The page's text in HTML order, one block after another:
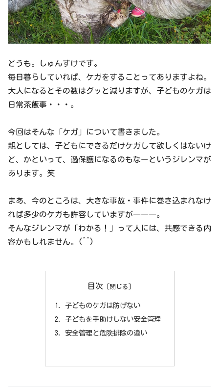
どうも。しゅんすけです。
毎日暮らしていれば、ケガをすることってありますよね。
大人になるとその数はグッと減りますが、子どものケガは
日常茶飯事・・・。
今回はそんな「ケガ」について書きました。
親としては、子どもにできるだけケガして欲しくはないけ
ど、かといって、過保護になるのもなーというジレンマが
あります。笑
まあ、今のところは、大きな事故・事件に巻き込まれなけ
れば多少のケガも許容していますが―――。
そんなジレンマが「わかる！」って人には、共感できる内
容かもしれません。(^^)
目次
子どものケガは防げない
子どもを手助けしない安全管理
安全管理と危険排除の違い